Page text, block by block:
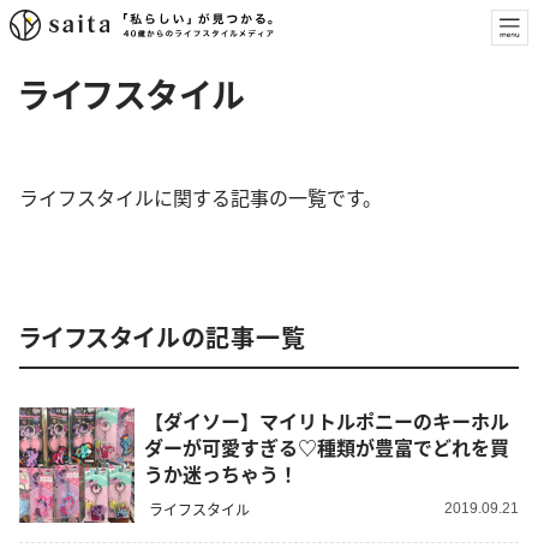
ライフスタイル
ライフスタイルに関する記事の一覧です。
ライフスタイルの記事一覧
【ダイソー】マイリトルポニーのキーホル
ダーが可愛すぎる♡種類が豊富でどれを買
うか迷っちゃう！
ライフスタイル 2019.09.21